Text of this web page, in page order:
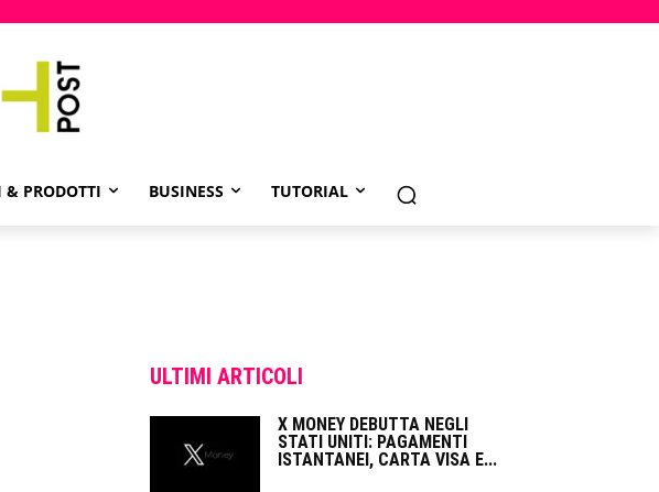
& PRODOTTI BUSINESS TUTORIAL
ULTIMI ARTICOLI
X MONEY DEBUTTA NEGLI
STATI UNITI: PAGAMENTI
ISTANTANEI, CARTA VISA E...